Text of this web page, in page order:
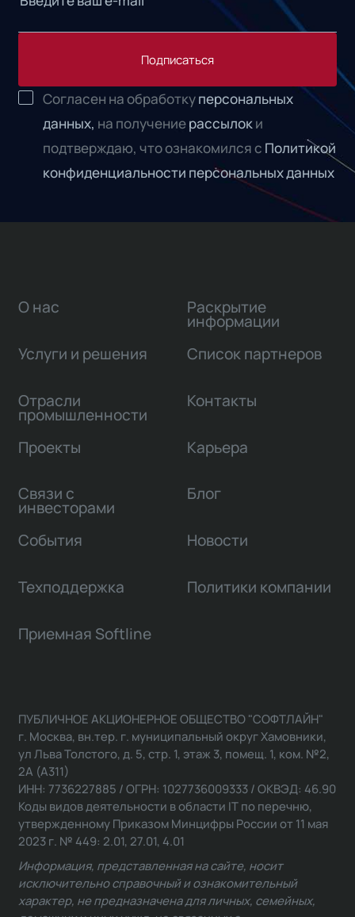
Подписаться
Согласен на обработкуперсональных
данных, на получениерассылоки
подтверждаю, что ознакомился с Политикой
конфиденциальности персональных данных
О нас
Услуги и решения
Отрасли
промышленности
Проекты
Связи с
инвесторами
Раскрытие
информации
Список партнеров
Контакты
Карьера
Блог
События Новости
Техподдержка Политики компании
Приемная Softline
ПУБЛИЧНОЕ АКЦИОНЕРНОЕ ОБЩЕСТВО "СОФТЛАЙН"
г. Москва, вн.тер. г. муниципальный округ Хамовники,
ул Льва Толстого, д. 5, стр. 1, этаж 3, помещ. 1, ком. №2,
2А (А311)
ИНН: 7736227885 / ОГРН: 1027736009333 / ОКВЭД: 46.90
Коды видов деятельности в области IT по перечню,
утвержденному Приказом Минцифры России от 11 мая
2023 г. № 449: 2.01, 27.01, 4.01
Информация, представленная на сайте, носит
исключительно справочный и ознакомительный
характер, не предназначена для личных, семейных,